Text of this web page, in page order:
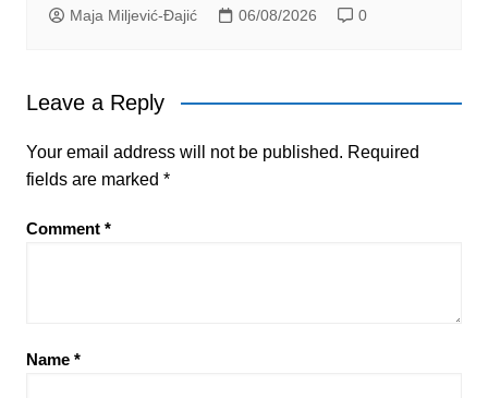
Maja Miljević-Đajić 06/08/2026 0
Leave a Reply
Your email address will not be published. Required
fields are marked *
Comment *
Name *